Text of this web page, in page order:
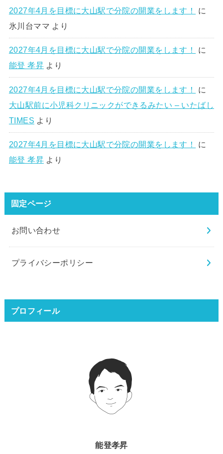
2027年4月を目標に大山駅で分院の開業をします！
に
氷川台ママ より
2027年4月を目標に大山駅で分院の開業をします！
に
能登 孝昇より
2027年4月を目標に大山駅で分院の開業をします！
に
大山駅前に小児科クリニックができるみたい – いたばし
TIMES より
2027年4月を目標に大山駅で分院の開業をします！
に
能登 孝昇より
固定ページ
お問い合わせ
プライバシーポリシー
プロフィール
能登孝昇